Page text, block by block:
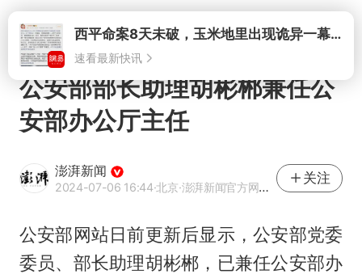
打开
公安部部长助理胡彬郴兼任公
安部办公厅主任
澎湃新闻
2024-07-06 16:44·北京·澎湃新闻官方网易号
关注
公安部网站日前更新后显示，公安部党委
委员、部长助理胡彬郴，已兼任公安部办